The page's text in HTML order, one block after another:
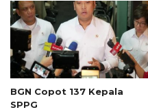
BGN Copot 137 Kepala
SPPG